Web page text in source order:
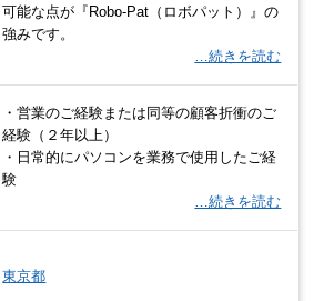
可能な点が『Robo-Pat（ロボパット）』の
強みです。
…続きを読む
・営業のご経験または同等の顧客折衝のご
経験（２年以上）
・日常的にパソコンを業務で使用したご経
験
…続きを読む
東京都